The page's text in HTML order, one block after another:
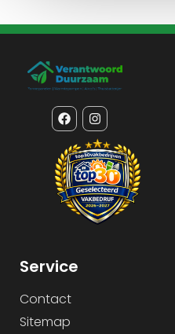
Service
Contact
Sitemap